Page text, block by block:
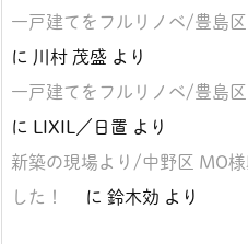
一戸建てをフルリノベ/豊島
に 川村 茂盛 より
一戸建てをフルリノベ/豊島
に LIXIL／日置 より
新築の現場より/中野区 MO
した！
に 鈴木効 より